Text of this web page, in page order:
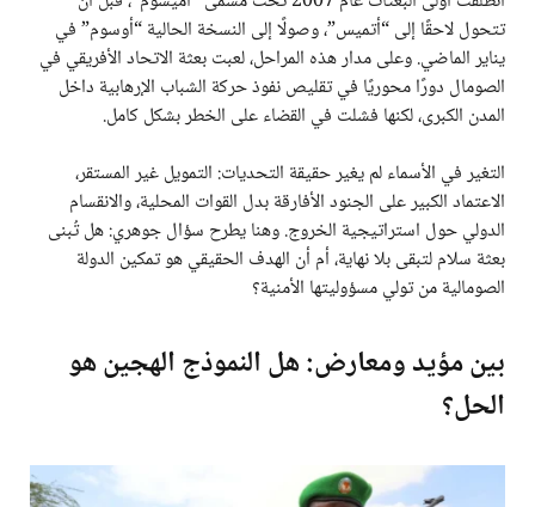
تتحول لاحقًا إلى “أتميس”، وصولًا إلى النسخة الحالية “أوسوم” في
يناير الماضي. وعلى مدار هذه المراحل، لعبت بعثة الاتحاد الأفريقي في
الصومال دورًا محوريًا في تقليص نفوذ حركة الشباب الإرهابية داخل
المدن الكبرى، لكنها فشلت في القضاء على الخطر بشكل كامل.
التغير في الأسماء لم يغير حقيقة التحديات: التمويل غير المستقر،
الاعتماد الكبير على الجنود الأفارقة بدل القوات المحلية، والانقسام
الدولي حول استراتيجية الخروج. وهنا يطرح سؤال جوهري: هل تُبنى
بعثة سلام لتبقى بلا نهاية، أم أن الهدف الحقيقي هو تمكين الدولة
الصومالية من تولي مسؤوليتها الأمنية؟
بين مؤيد ومعارض: هل النموذج الهجين هو
الحل؟